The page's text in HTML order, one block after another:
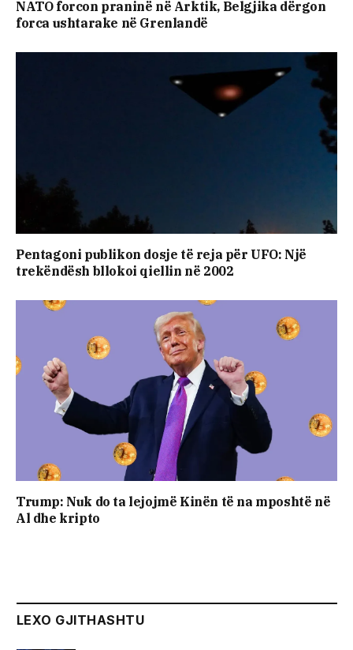
NATO forcon praninë në Arktik, Belgjika dërgon
forca ushtarake në Grenlandë
Pentagoni publikon dosje të reja për UFO: Një
trekëndësh bllokoi qiellin në 2002
Trump: Nuk do ta lejojmë Kinën të na mposhtë në
Al dhe kripto
LEXO GJITHASHTU